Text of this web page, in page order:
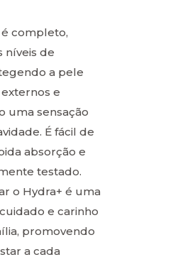
completo,
níveis de
a pele
e
uma sensação
É fácil de
absorção e
testado.
o Hydra+ é uma
e carinho
promovendo
a cada